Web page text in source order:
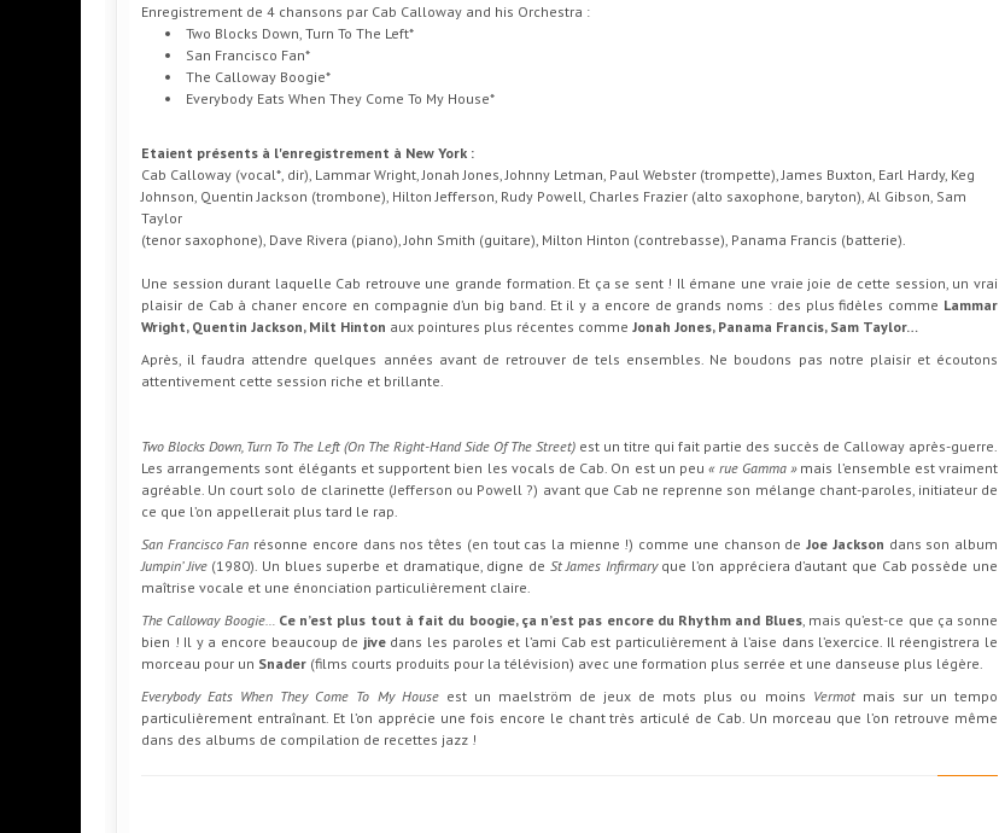
Enregistrement de 4 chansons par Cab Calloway and his Orchestra :
Two Blocks Down, Turn To The Left*
San Francisco Fan*
The Calloway Boogie*
Everybody Eats When They Come To My House*
Etaient présents à l'enregistrement à New York :
Cab Calloway (vocal*, dir), Lammar Wright, Jonah Jones, Johnny Letman, Paul Webster (trompette), James Buxton, Earl Hardy, Keg
Johnson, Quentin Jackson (trombone), Hilton Jefferson, Rudy Powell, Charles Frazier (alto saxophone, baryton), Al Gibson, Sam
Taylor
(tenor saxophone), Dave Rivera (piano), John Smith (guitare), Milton Hinton (contrebasse), Panama Francis (batterie).
Une session durant laquelle Cab retrouve une grande formation. Et ça se sent ! Il émane une vraie joie de cette session, un vrai
plaisir de Cab à chaner encore en compagnie d’un big band. Et il y a encore de grands noms : des plus fidèles comme Lammar
Wright, Quentin Jackson, Milt Hinton aux pointures plus récentes comme Jonah Jones, Panama Francis, Sam Taylor…
Après, il faudra attendre quelques années avant de retrouver de tels ensembles. Ne boudons pas notre plaisir et écoutons
attentivement cette session riche et brillante.
Two Blocks Down, Turn To The Left (On The Right-Hand Side Of The Street) est un titre qui fait partie des succès de Calloway après-guerre.
Les arrangements sont élégants et supportent bien les vocals de Cab. On est un peu« rue Gamma »mais l’ensemble est vraiment
agréable. Un court solo de clarinette (Jefferson ou Powell ?) avant que Cab ne reprenne son mélange chant-paroles, initiateur de
ce que l’on appellerait plus tard le rap.
San Francisco Fan résonne encore dans nos têtes (en tout cas la mienne !) comme une chanson deJoe Jackson dans son album
Jumpin’ Jive(1980). Un blues superbe et dramatique, digne de St James Infirmary que l’on appréciera d’autant que Cab possède une
maîtrise vocale et une énonciation particulièrement claire.
The Calloway Boogie… Ce n’est plus tout à fait du boogie, ça n’est pas encore du Rhythm and Blues, mais qu’est-ce que ça sonne
bien ! Il y a encore beaucoup de jive dans les paroles et l’ami Cab est particulièrement à l’aise dans l’exercice. Il réengistrera le
morceau pour un Snader (films courts produits pour la télévision) avec une formation plus serrée et une danseuse plus légère.
Everybody Eats When They Come To My Houseest un maelström de jeux de mots plus ou moins Vermot mais sur un tempo
particulièrement entraînant. Et l’on apprécie une fois encore le chant très articulé de Cab. Un morceau que l’on retrouve même
dans des albums de compilation de recettes jazz !